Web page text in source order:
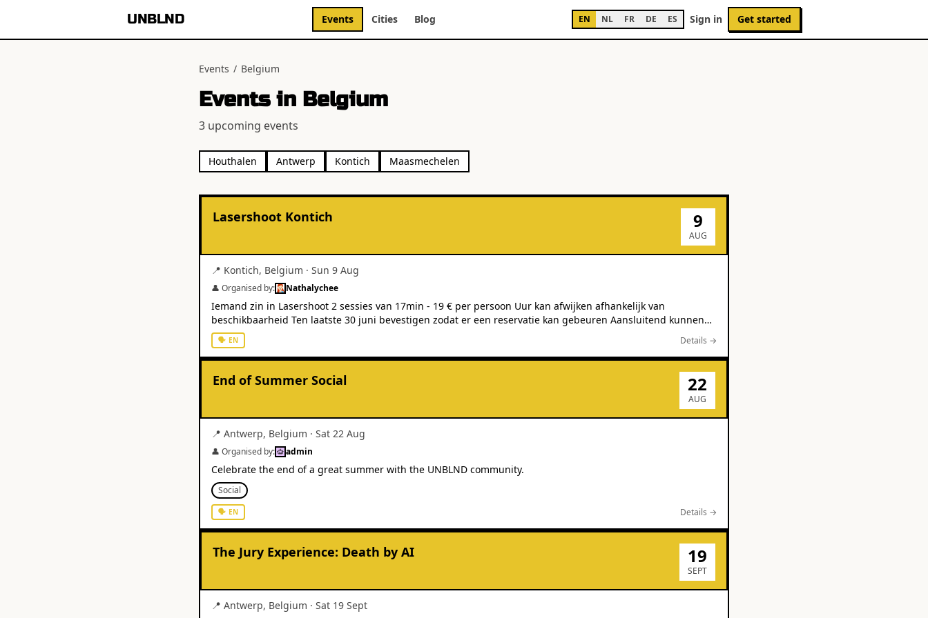
UNBLND Events Cities Blog EN NL FR DE ES Sign in Get started
Events / Belgium
Events in Belgium
3 upcoming events
Houthalen Antwerp Kontich Maasmechelen
Lasershoot Kontich 9
AUG
📍 Kontich, Belgium · Sun 9 Aug
👤 Organised by: Nathalychee
Iemand zin in Lasershoot 2 sessies van 17min - 19 € per persoon Uur kan afwijken afhankelijk van
beschikbaarheid Ten laatste 30 juni bevestigen zodat er een reservatie kan gebeuren Aansluitend kunnen
we ergens iets gaan eten 😊
🗣 EN Details →
End of Summer Social 22
AUG
📍 Antwerp, Belgium · Sat 22 Aug
👤 Organised by: admin
Celebrate the end of a great summer with the UNBLND community.
Social
🗣 EN Details →
The Jury Experience: Death by AI 19
SEPT
📍 Antwerp, Belgium · Sat 19 Sept